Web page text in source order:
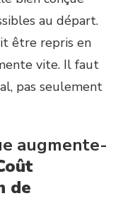
au départ.
être repris en
vite. Il faut
pas seulement
augmente-
de